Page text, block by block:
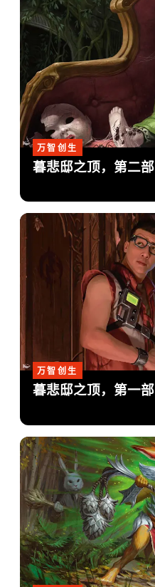
万智创生
暮悲邸之顶，第二部
万智创生
暮悲邸之顶，第一部